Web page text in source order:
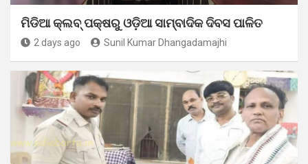
ମିଡିଆ କ୍ଲବ୍ ପକ୍ଷରୁ ଓଡ଼ିଆ ସାମ୍ବାଦିକ ଦିବସ ପାଳିତ
2 days ago Sunil Kumar Dhangadamajhi